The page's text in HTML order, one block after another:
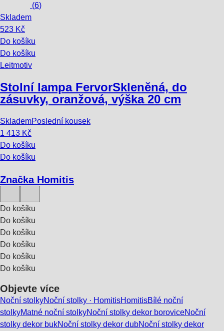
(6)
Skladem
523 Kč
Do košíku
Do košíku
Leitmotiv
Stolní lampa FervorSkleněná, do
zásuvky, oranžová, výška 20 cm
SklademPoslední kousek
1 413 Kč
Do košíku
Do košíku
Značka Homitis
Do košíku
Do košíku
Do košíku
Do košíku
Do košíku
Do košíku
Objevte více
Noční stolkyNoční stolky · HomitisHomitisBílé noční
stolkyMatné noční stolkyNoční stolky dekor boroviceNoční
stolky dekor bukNoční stolky dekor dubNoční stolky dekor